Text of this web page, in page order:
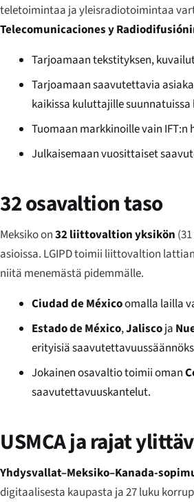
teletoimintaa ja yleisradiotoimintaa
Telecomunicaciones y
Tarjoamaan tekstityksen,
Tarjoamaan saavutettavia
kaikissa kuluttajille suunnatuissa
Tuomaan markkinoille vain
Julkaisemaan vuosittaiset
32 osavaltion taso
Meksiko on32 liittovaltion yksikön
asioissa. LGIPD toimii liittovaltion
niitä menemästä pidemmälle.
Ciudad de Méxicoomalla lailla
Estado de México,Jaliscoja
erityisiä
Jokainen osavaltio toimii oman
saavutettavuuskantelut.
USMCA ja rajat
Yhdysvallat–Meksiko–Kanada-
digitaalisesta kaupasta ja 27 luku